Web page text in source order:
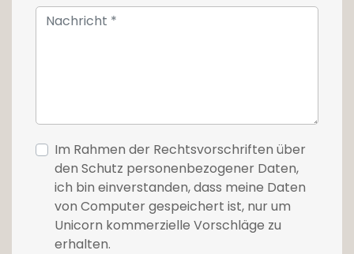
Im Rahmen der Rechtsvorschriften über
den Schutz personenbezogener Daten,
ich bin einverstanden, dass meine Daten
von Computer gespeichert ist, nur um
Unicorn kommerzielle Vorschläge zu
erhalten.